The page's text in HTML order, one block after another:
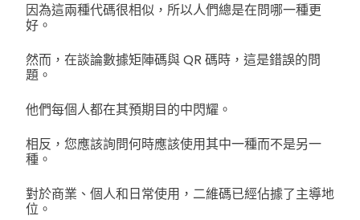
因為這兩種代碼很相似，所以人們總是在問哪一種更
好。
然而，在談論數據矩陣碼與 QR 碼時，這是錯誤的問
題。
他們每個人都在其預期目的中閃耀。
相反，您應該詢問何時應該使用其中一種而不是另一
種。
對於商業、個人和日常使用，二維碼已經佔據了主導地
位。